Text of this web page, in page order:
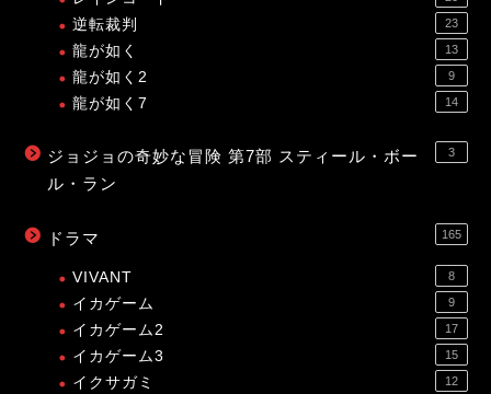
逆転裁判 23
龍が如く 13
龍が如く2 9
龍が如く7 14
ジョジョの奇妙な冒険 第7部 スティール・ボー
ル・ラン
3
ドラマ 165
VIVANT 8
イカゲーム 9
イカゲーム2 17
イカゲーム3 15
イクサガミ 12